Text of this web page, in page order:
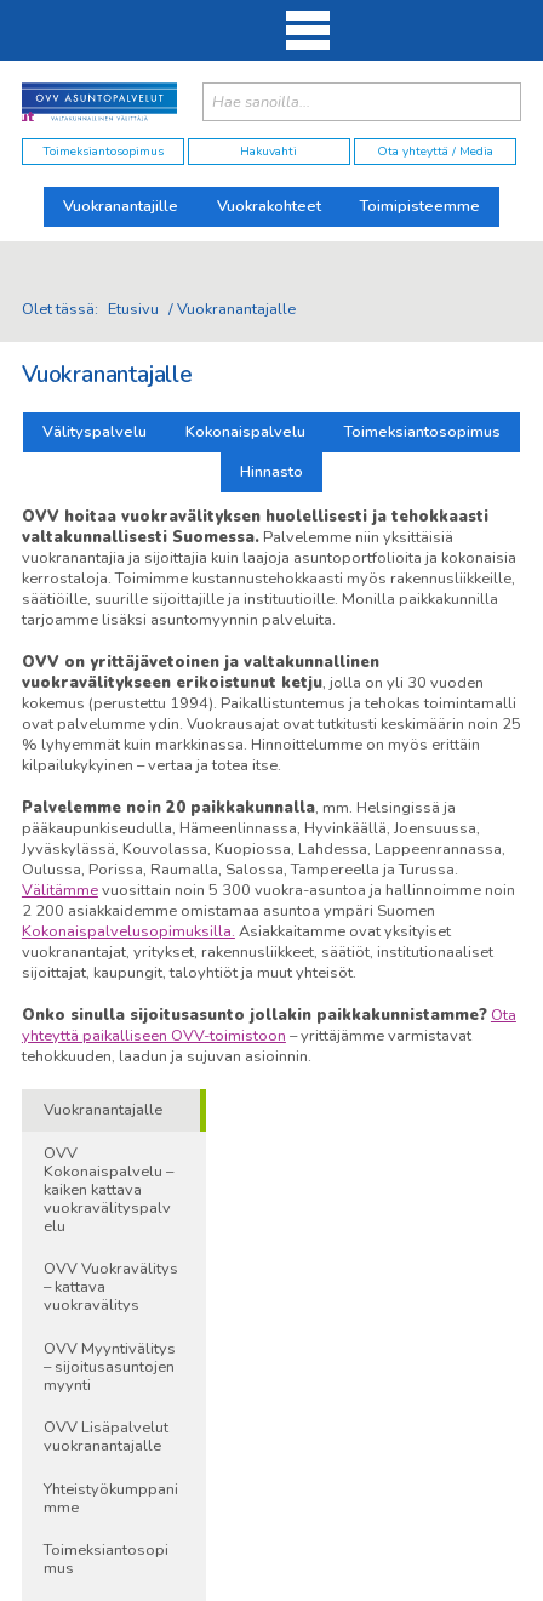
Toimeksiantosopimus Hakuvahti Ota yhteyttä / Media
Vuokranantajille Vuokrakohteet Toimipisteemme
Olet tässä: Etusivu /Vuokranantajalle
Vuokranantajalle
Välityspalvelu Kokonaispalvelu
Toimeksiantosopimus
Hinnasto
OVV hoitaa vuokravälityksen huolellisesti ja tehokkaasti
valtakunnallisesti Suomessa.Palvelemme niin yksittäisiä
vuokranantajia ja sijoittajia kuin laajoja asuntoportfolioita ja kokonaisia
kerrostaloja. Toimimme kustannustehokkaasti myös rakennusliikkeille,
säätiöille, suurille sijoittajille ja instituutioille. Monilla paikkakunnilla
tarjoamme lisäksi asuntomyynnin palveluita.
OVV on yrittäjävetoinen ja valtakunnallinen
vuokravälitykseen erikoistunut ketju, jolla on yli 30 vuoden
kokemus (perustettu 1994). Paikallistuntemus ja tehokas toimintamalli
ovat palvelumme ydin. Vuokrausajat ovat tutkitusti keskimäärin noin 25
% lyhyemmät kuin markkinassa. Hinnoittelumme on myös erittäin
kilpailukykyinen – vertaa ja totea itse.
Palvelemme noin 20 paikkakunnalla, mm. Helsingissä ja
pääkaupunkiseudulla, Hämeenlinnassa, Hyvinkäällä, Joensuussa,
Jyväskylässä, Kouvolassa, Kuopiossa, Lahdessa, Lappeenrannassa,
Oulussa, Porissa, Raumalla, Salossa, Tampereella ja Turussa.
Välitämmevuosittain noin 5 300 vuokra-asuntoa ja hallinnoimme noin
2 200 asiakkaidemme omistamaa asuntoa ympäri Suomen
Kokonaispalvelusopimuksilla. Asiakkaitamme ovat yksityiset
vuokranantajat, yritykset, rakennusliikkeet, säätiöt, institutionaaliset
sijoittajat, kaupungit, taloyhtiöt ja muut yhteisöt.
Onko sinulla sijoitusasunto jollakin paikkakunnistamme? Ota
yhteyttä paikalliseen OVV-toimistoon – yrittäjämme varmistavat
tehokkuuden, laadun ja sujuvan asioinnin.
Vuokranantajalle
OVV
Kokonaispalvelu –
kaiken kattava
vuokravälityspalv
elu
OVV Vuokravälitys
– kattava
vuokravälitys
OVV Myyntivälitys
– sijoitusasuntojen
myynti
OVV Lisäpalvelut
vuokranantajalle
Yhteistyökumppani
mme
Toimeksiantosopi
mus